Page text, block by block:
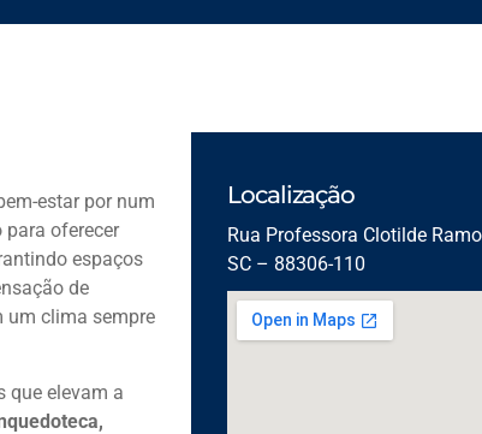
estar por num
oferecer
espaços
de
um clima sempre
que elevam a
Localização
Rua Professora Clotilde
SC – 88306-110